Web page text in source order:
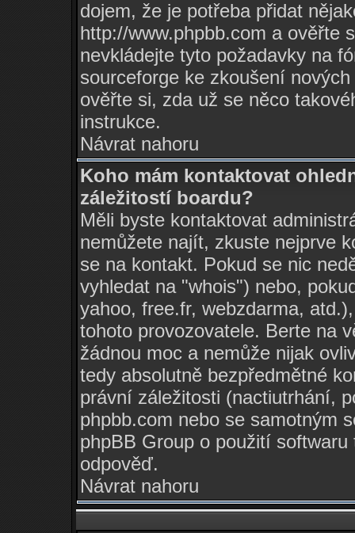
dojem, že je potřeba přidat
http://www.phpbb.com a ověřte
nevkládejte tyto požadavky na
sourceforge ke zkoušení
ověřte si, zda už se něco
instrukce.
Návrat nahoru
Koho mám kontaktovat
záležitostí boardu?
Měli byste kontaktovat
nemůžete najít, zkuste nejprve
se na kontakt. Pokud se nic
vyhledat na "whois") nebo,
yahoo, free.fr, webzdarma,
tohoto provozovatele. Berte na
žádnou moc a nemůže nijak
tedy absolutně bezpředmětné
právní záležitosti (nactiutrhání,
phpbb.com nebo se samotným
phpBB Group o použití
odpověď.
Návrat nahoru